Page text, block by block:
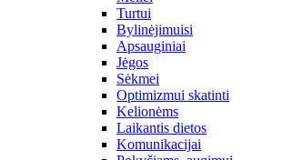
Turtui
Bylinėjimuisi
Apsauginiai
Jėgos
Sėkmei
Optimizmui skatinti
Kelionėms
Laikantis dietos
Komunikacijai